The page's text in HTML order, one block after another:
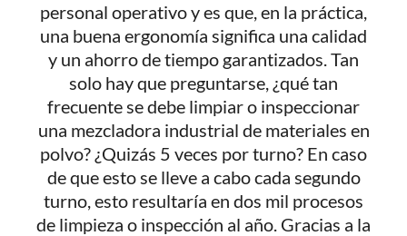
personal operativo y es que, en la práctica,
una buena ergonomía significa una calidad
y un ahorro de tiempo garantizados. Tan
solo hay que preguntarse, ¿qué tan
frecuente se debe limpiar o inspeccionar
una mezcladora industrial de materiales en
polvo? ¿Quizás 5 veces por turno? En caso
de que esto se lleve a cabo cada segundo
turno, esto resultaría en dos mil procesos
de limpieza o inspección al año. Gracias a la